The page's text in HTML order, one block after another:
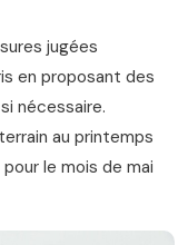
jugées
en proposant des
nécessaire.
au printemps
le mois de mai